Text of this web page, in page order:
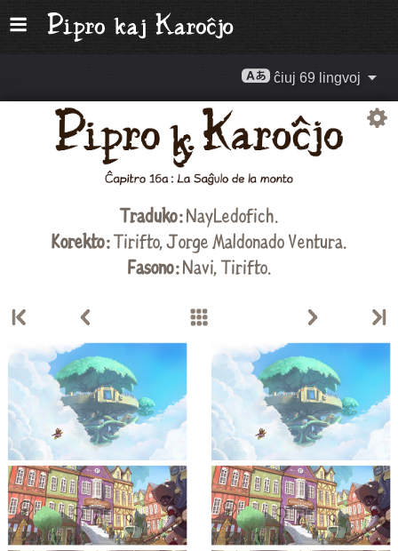
ĉiuj 69 lingvoj
Traduko :NayLedofich.
Korekto :Tirifto,Jorge Maldonado Ventura.
Fasono :Navi,Tirifto.